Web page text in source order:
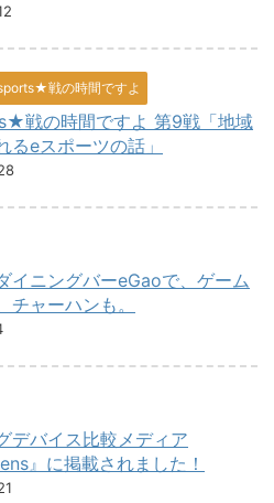
戦の時間ですよ
戦の時間ですよ 第9戦「地域
るeスポーツの話」
イニングバーeGaoで、ゲーム
チャーハンも。
デバイス比較メディア
』に掲載されました！